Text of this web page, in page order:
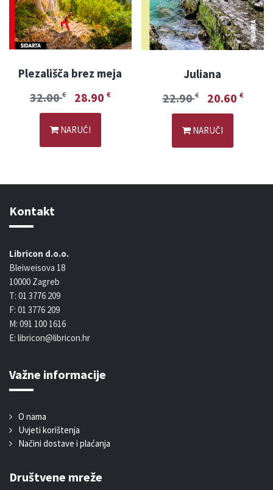
Plezališča brez meja
32.00€ 28.90€
NARUČI
Juliana
22.90€ 20.60 €
NARUČI
Kontakt
Libricon d.o.o.
Bleiweisova 18
10000 Zagreb
T: 01 3776 209
F: 01 3776 209
M: 091 100 1616
E: libricon@libricon.hr
Važne informacije
O nama
Uvjeti korištenja
Načini dostave i plaćanja
Društvene mreže